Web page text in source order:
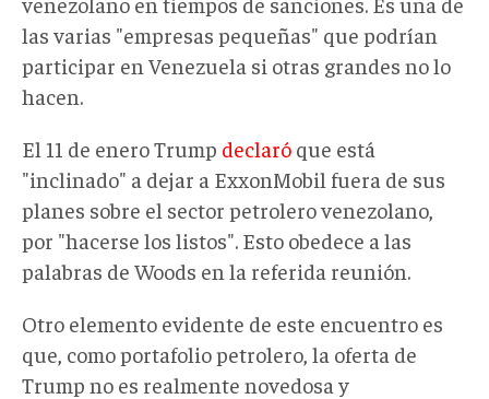
las varias "empresas pequeñas" que podrían
participar en Venezuela si otras grandes no lo
hacen.
El 11 de enero Trump declaró que está
"inclinado" a dejar a ExxonMobil fuera de sus
planes sobre el sector petrolero venezolano,
por "hacerse los listos". Esto obedece a las
palabras de Woods en la referida reunión.
Otro elemento evidente de este encuentro es
que, como portafolio petrolero, la oferta de
Trump no es realmente novedosa y